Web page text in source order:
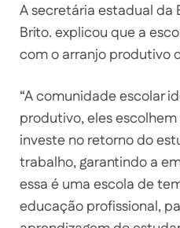
A secretária estadual da
Brito. explicou que a
com o arranjo produtivo
“A comunidade escolar
produtivo, eles
investe no retorno do
trabalho, garantindo a
essa é uma escola de
educação profissional,